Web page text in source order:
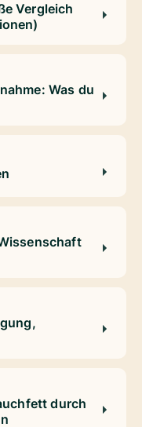
Vergleich
Was du
durch